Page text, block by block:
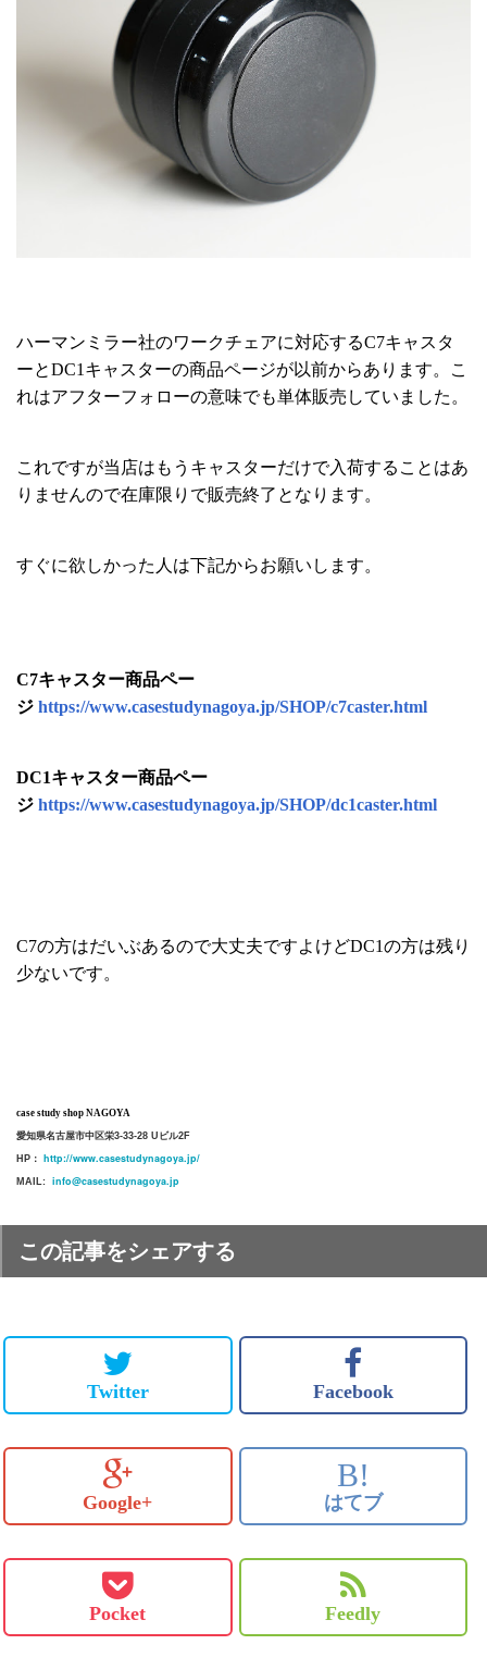
ハーマンミラー社のワークチェアに対応するC7キャスタ
ーとDC1キャスターの商品ページが以前からあります。こ
れはアフターフォローの意味でも単体販売していました。
これですが当店はもうキャスターだけで入荷することはあ
りませんので在庫限りで販売終了となります。
すぐに欲しかった人は下記からお願いします。
C7キャスター商品ペー
ジ https://www.casestudynagoya.jp/SHOP/c7caster.html
DC1キャスター商品ペー
ジ https://www.casestudynagoya.jp/SHOP/dc1caster.html
C7の方はだいぶあるので大丈夫ですよけどDC1の方は残り
少ないです。
case study shop NAGOYA
愛知県名古屋市中区栄3-33-28 Uビル2F
HP： http://www.casestudynagoya.jp/
MAIL: info@casestudynagoya.jp
この記事をシェアする
Twitter Facebook
Google+
B!
はてブ
Pocket Feedly